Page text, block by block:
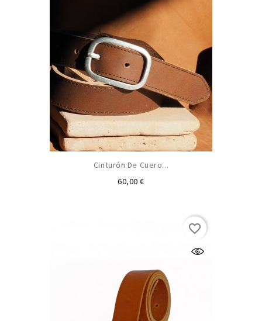
Cinturón De Cuero...
60,00 €Precio
favorite_border